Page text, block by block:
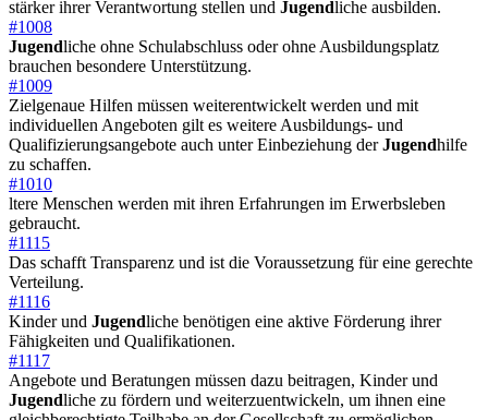
stärker ihrer Verantwortung stellen und Jugendliche ausbilden.
#1008
Jugendliche ohne Schulabschluss oder ohne Ausbildungsplatz
brauchen besondere Unterstützung.
#1009
Zielgenaue Hilfen müssen weiterentwickelt werden und mit
individuellen Angeboten gilt es weitere Ausbildungs- und
Qualifizierungsangebote auch unter Einbeziehung derJugendhilfe
zu schaffen.
#1010
ltere Menschen werden mit ihren Erfahrungen im Erwerbsleben
gebraucht.
#1115
Das schafft Transparenz und ist die Voraussetzung für eine gerechte
Verteilung.
#1116
Kinder und Jugendliche benötigen eine aktive Förderung ihrer
Fähigkeiten und Qualifikationen.
#1117
Angebote und Beratungen müssen dazu beitragen, Kinder und
Jugendliche zu fördern und weiterzuentwickeln, um ihnen eine